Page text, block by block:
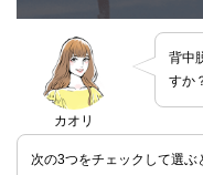
カオリ
背中
すか
次の3つをチェックして選ぶ